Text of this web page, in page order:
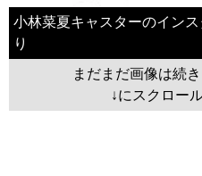
小林菜夏キャスターのイン
り
まだまだ画像は続
↓にスクロー